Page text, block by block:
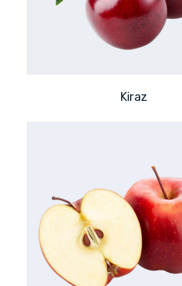
Kiraz